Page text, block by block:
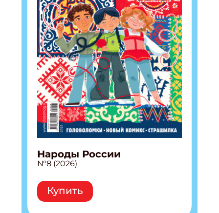
Народы России
№8 (2026)
Купить